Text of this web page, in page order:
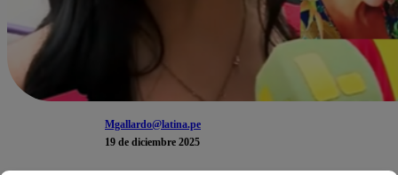
Mgallardo@latina.pe
19 de diciembre 2025